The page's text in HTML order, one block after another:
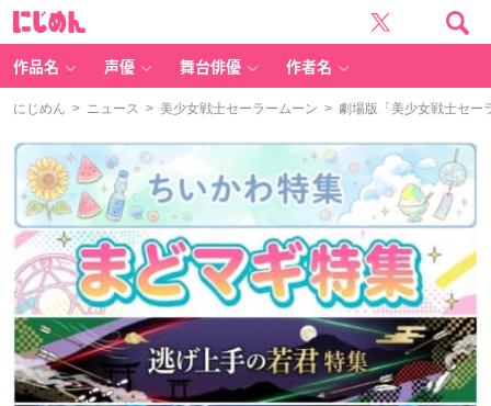
作品名 声優 舞台俳優 作者名
にじめん > ニュース > 美少女戦士セーラームーン > 劇場版「美少女戦士セー